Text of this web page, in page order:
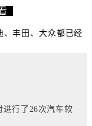
、丰田、大众都已经
进行了26次汽车软